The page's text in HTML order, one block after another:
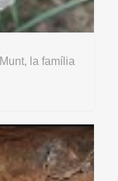
la família